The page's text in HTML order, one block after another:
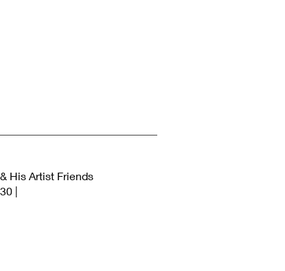
His Artist Friends
|